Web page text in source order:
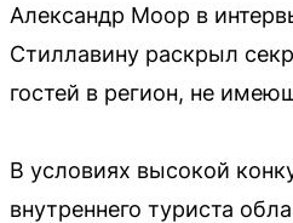
Александр Моор в
Стиллавину раскрыл
гостей в регион, не
В условиях высокой
внутреннего туриста